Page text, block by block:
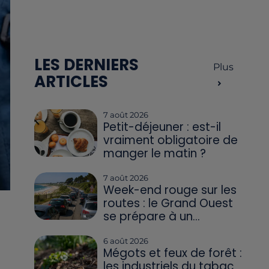
LES DERNIERS
ARTICLES
Plus
7 août 2026
Petit-déjeuner : est-il
vraiment obligatoire de
manger le matin ?
7 août 2026
Week-end rouge sur les
routes : le Grand Ouest
se prépare à un...
6 août 2026
Mégots et feux de forêt :